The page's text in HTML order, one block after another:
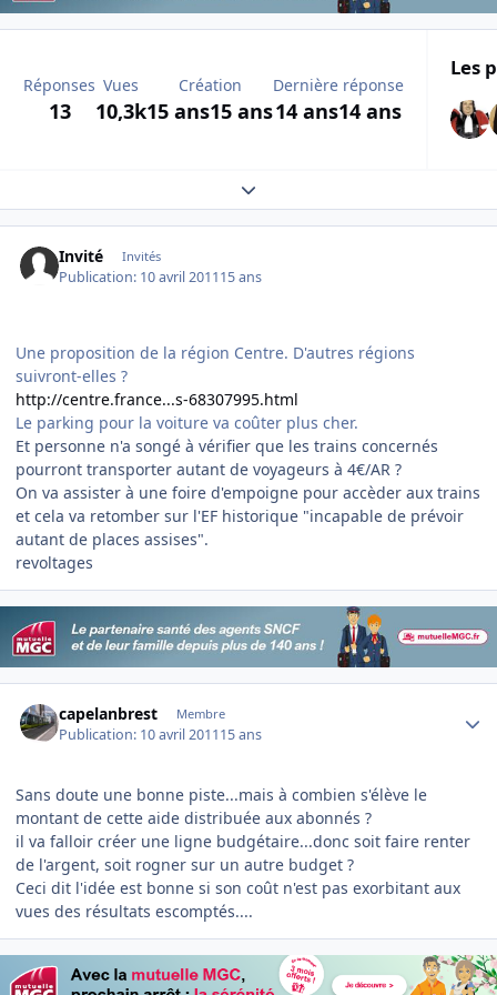
Réponses
13
Vues
10,3k
Création
15 ans15 ans
Dernière réponse
14 ans14 ans
Les
Expand topic overview
Invité Invités
Publication: 10 avril 201115 ans
Une proposition de la région Centre. D'autres régions
suivront-elles ?
http://centre.france...s-68307995.html
Le parking pour la voiture va coûter plus cher.
Et personne n'a songé à vérifier que les trains concernés
pourront transporter autant de voyageurs à 4€/AR ?
On va assister à une foire d'empoigne pour accèder aux trains
et cela va retomber sur l'EF historique "incapable de prévoir
autant de places assises".
revoltages
capelanbrest Membre
Publication: 10 avril 201115 ans
Sans doute une bonne piste...mais à combien s'élève le
montant de cette aide distribuée aux abonnés ?
il va falloir créer une ligne budgétaire...donc soit faire renter
de l'argent, soit rogner sur un autre budget ?
Ceci dit l'idée est bonne si son coût n'est pas exorbitant aux
vues des résultats escomptés....